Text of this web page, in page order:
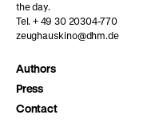
the day.
Tel. + 49 30 20304-770
zeughauskino@dhm.de
Authors
Press
Contact